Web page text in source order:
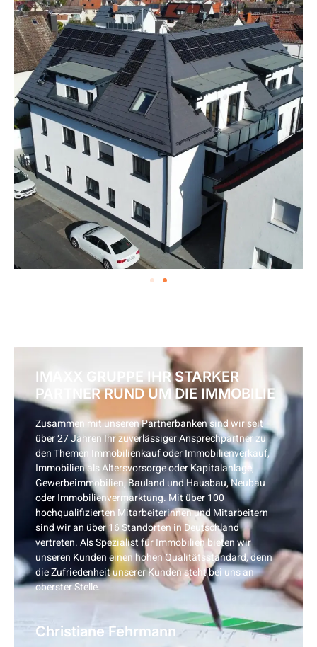
IMAXX GRUPPE IHR STARKER
PARTNER RUND UM DIE IMMOBILIE
Zusammen mit unseren Partnerbanken sind wir seit
über 27 Jahren Ihr zuverlässiger Ansprechpartner zu
den Themen Immobilienkauf oder Immobilienverkauf,
Immobilien als Altersvorsorge oder Kapitalanlage,
Gewerbeimmobilien, Bauland und Hausbau, Neubau
oder Immobilienvermarktung. Mit über 100
hochqualifizierten Mitarbeiterinnen und Mitarbeitern
sind wir an über 16 Standorten in Deutschland
vertreten. Als Spezialist für Immobilien bieten wir
unseren Kunden einen hohen Qualitätsstandard, denn
die Zufriedenheit unserer Kunden steht bei uns an
oberster Stelle.
Christiane Fehrmann